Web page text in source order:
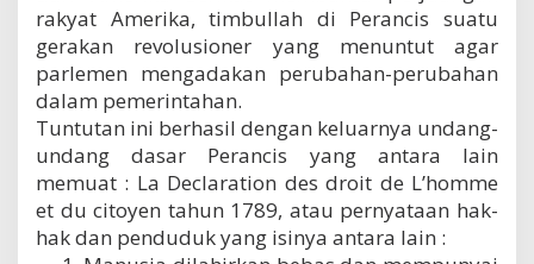
rakyat Amerika, timbullah di Perancis suatu
gerakan revolusioner yang menuntut agar
parlemen mengadakan perubahan-perubahan
dalam pemerintahan.
Tuntutan ini berhasil dengan keluarnya undang-
undang dasar Perancis yang antara lain
memuat : La Declaration des droit de L’homme
et du citoyen tahun 1789, atau pernyataan hak-
hak dan penduduk yang isinya antara lain :